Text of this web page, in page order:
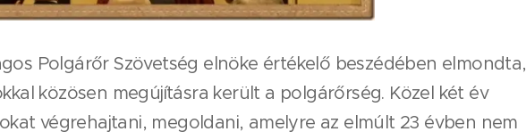
Polgárőr Szövetség elnöke értékelő beszédében elmondta,
közösen megújításra került a polgárőrség. Közel két év
végrehajtani, megoldani, amelyre az elmúlt 23 évben nem